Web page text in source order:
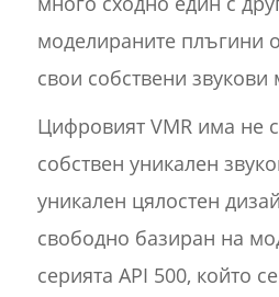
моделираните плъгини
свои собствени звукови
Цифровият VMR има не
собствен уникален
уникален цялостен
свободно базиран на
серията API 500, който